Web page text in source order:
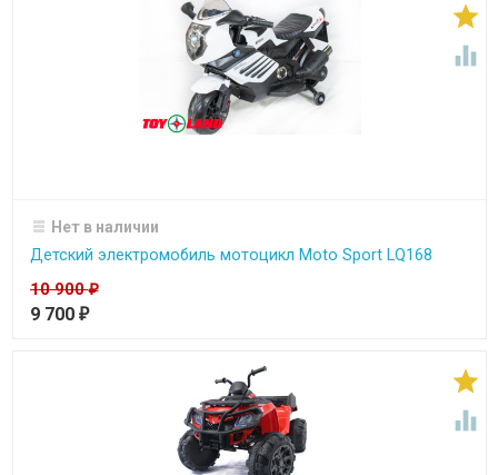


Нет в наличии
Детский электромобиль мотоцикл Moto Sport LQ168
10 900₽
9 700 ₽

